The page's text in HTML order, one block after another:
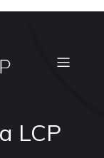
LCP